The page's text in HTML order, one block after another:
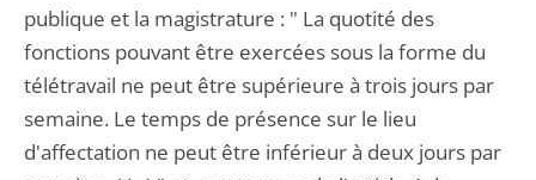
publique et la magistrature : " La quotité des
fonctions pouvant être exercées sous la forme du
télétravail ne peut être supérieure à trois jours par
semaine. Le temps de présence sur le lieu
d'affectation ne peut être inférieur à deux jours par